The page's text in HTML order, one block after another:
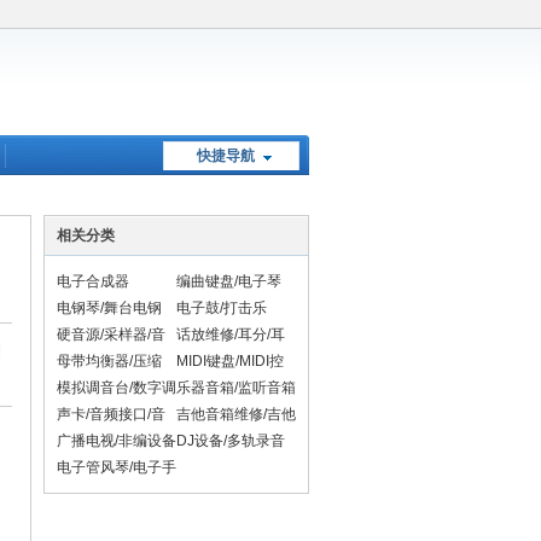
快捷导航
相关分类
电子合成器
编曲键盘/电子琴
电钢琴/舞台电钢
电子鼓/打击乐
硬音源/采样器/音
序器维修
话放维修/耳分/耳
放/母带处理器维修
母带均衡器/压缩
器/限制器/效果器
维修
MIDI键盘/MIDI控
制器
模拟调音台/数字调
音台/混音台维修
乐器音箱/监听音箱
声卡/音频接口/音
频AD/DA转换器维
修
吉他音箱维修/吉他
效果器维修
广播电视/非编设备DJ设备/多轨录音
电子管风琴/电子手
风琴/电吹管维修